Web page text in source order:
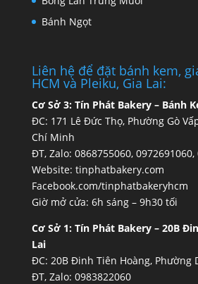
Bánh Ngọt
Liên hệ để đặt bánh kem,
HCM và Pleiku, Gia Lai:
Cơ Sở 3: Tín Phát Bakery – Bánh
ĐC: 171 Lê Đức Thọ, Phường Gò
Chí Minh
ĐT, Zalo: 0868755060,
Website: tinphatbakery.com
Facebook.com/tinphatbakeryhcm
Giờ mở cửa: 6h sáng – 9h30 tối
Cơ Sở 1: Tín Phát Bakery – 20B
Lai
ĐC: 20B Đinh Tiên Hoàng, Phường
ĐT, Zalo: 0983822060